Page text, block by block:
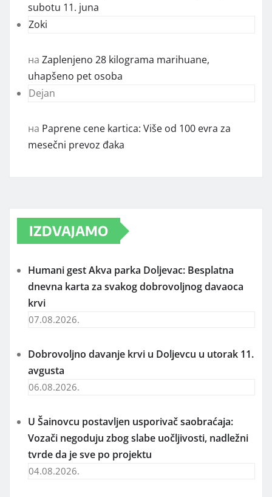
subotu 11. juna
Zoki
на Zaplenjeno 28 kilograma marihuane,
uhapšeno pet osoba
Dejan
на Paprene cene kartica: Više od 100 evra za
mesečni prevoz đaka
IZDVAJAMO
Humani gest Akva parka Doljevac: Besplatna
dnevna karta za svakog dobrovoljnog davaoca
krvi
07.08.2026.
Dobrovoljno davanje krvi u Doljevcu u utorak 11.
avgusta
06.08.2026.
U Šainovcu postavljen usporivač saobraćaja:
Vozači negoduju zbog slabe uočljivosti, nadležni
tvrde da je sve po projektu
04.08.2026.